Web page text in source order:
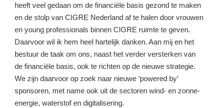
heeft veel gedaan om de financiële basis gezond te maken
en de stolp van CIGRE Nederland af te halen door vrouwen
en young professionals binnen CIGRE ruimte te geven.
Daarvoor wil ik hem heel hartelijk danken. Aan mij en het
bestuur de taak om ons, naast het verder versterken van
de financiële basis, ook te richten op de nieuwe strategie.
We zijn daarvoor op zoek naar nieuwe ‘powered by’
sponsoren, met name ook uit de sectoren wind- en zonne-
energie, waterstof en digitalisering.